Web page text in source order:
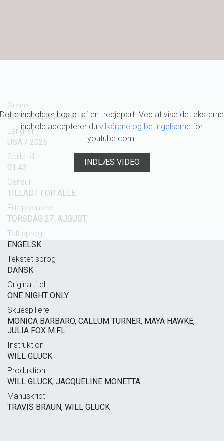
Dette indhold er hostet af en tredjepart. Ved at vise det eksterne
indhold accepterer du vilkårene og betingelserne for
youtube.com.
INDLÆS VIDEO
Genre
KOMEDIE, ROMANTIK
Land/år
USA / 2026
Spilletid
01:42
Censur
TILLADT FOR ALLE
Filmpremiere
TORSDAG 27. AUGUST
Talt sprog
ENGELSK
Tekstet sprog
DANSK
Originaltitel
ONE NIGHT ONLY
Skuespillere
MONICA BARBARO, CALLUM TURNER, MAYA HAWKE,
JULIA FOX M.FL.
Instruktion
WILL GLUCK
Produktion
WILL GLUCK, JACQUELINE MONETTA
Manuskript
TRAVIS BRAUN, WILL GLUCK